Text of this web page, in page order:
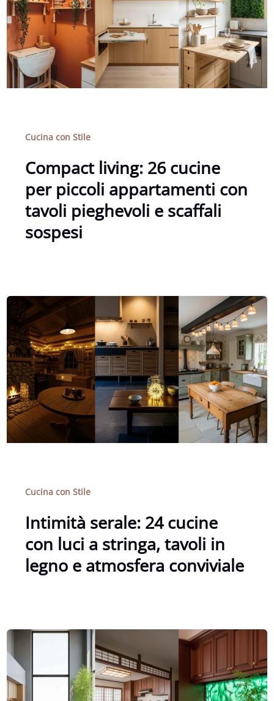
Cucina con Stile
Compact living: 26 cucine
per piccoli appartamenti con
tavoli pieghevoli e scaffali
sospesi
Cucina con Stile
Intimità serale: 24 cucine
con luci a stringa, tavoli in
legno e atmosfera conviviale